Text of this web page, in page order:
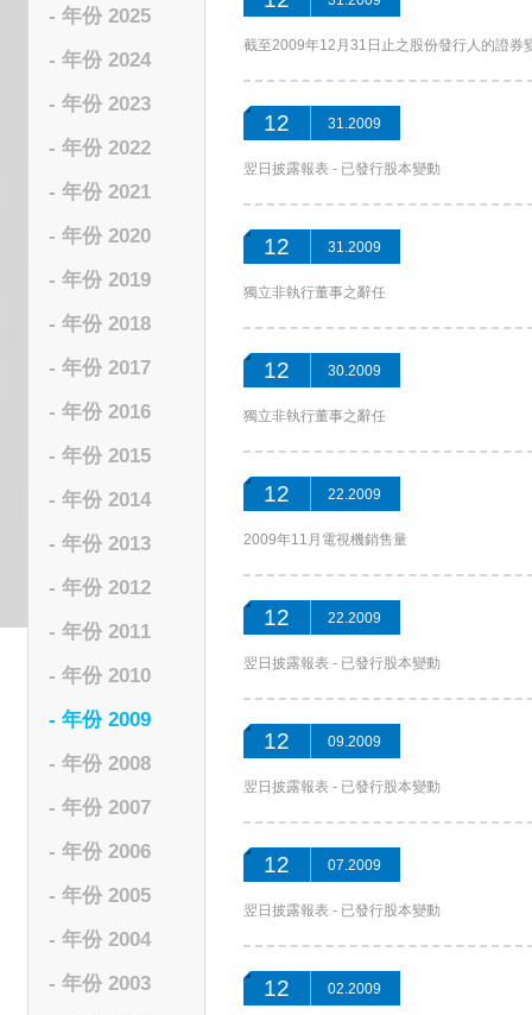
- 年份 2025
- 年份 2024
- 年份 2023
- 年份 2022
- 年份 2021
- 年份 2020
- 年份 2019
- 年份 2018
- 年份 2017
- 年份 2016
- 年份 2015
- 年份 2014
- 年份 2013
- 年份 2012
- 年份 2011
- 年份 2010
- 年份 2009
- 年份 2008
- 年份 2007
- 年份 2006
- 年份 2005
- 年份 2004
- 年份 2003
截至2009年12月31日止之股份發行人的證券
12 31.2009
翌日披露報表 - 已發行股本變動
12 31.2009
獨立非執行董事之辭任
12 30.2009
獨立非執行董事之辭任
12 22.2009
2009年11月電視機銷售量
12 22.2009
翌日披露報表 - 已發行股本變動
12 09.2009
翌日披露報表 - 已發行股本變動
12 07.2009
翌日披露報表 - 已發行股本變動
12 02.2009